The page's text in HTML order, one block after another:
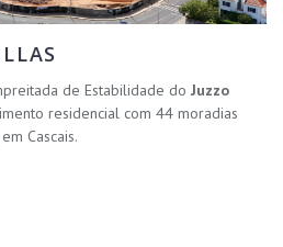
de Estabilidade do Juzzo
residencial com 44 moradias
Cascais.